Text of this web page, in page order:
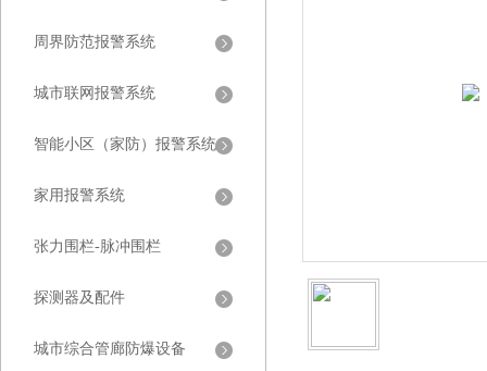
周界防范报警系统
城市联网报警系统
智能小区（家防）报警系统
家用报警系统
张力围栏-脉冲围栏
探测器及配件
城市综合管廊防爆设备